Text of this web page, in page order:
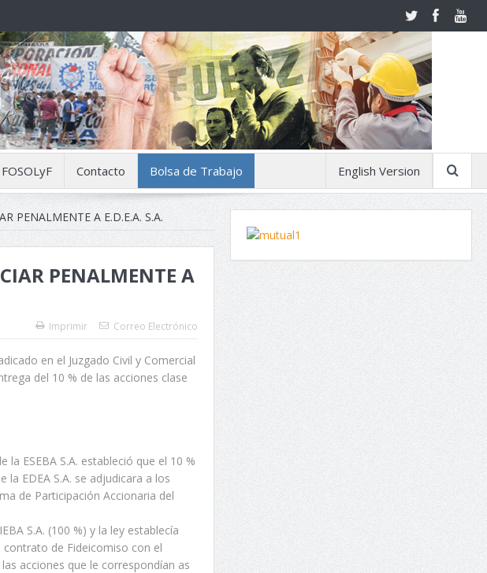
Contacto Bolsa de Trabajo English Version
PENALMENTE A E.D.E.A. S.A.
PENALMENTE A
Imprimir Correo Electrónico
en el Juzgado Civil y Comercial
del 10 % de las acciones clase
ESEBA S.A. estableció que el 10 %
EDEA S.A. se adjudicara a los
de Participación Accionaria del
S.A. (100 %) y la ley establecía
de Fideicomiso con el
acciones que le correspondían as